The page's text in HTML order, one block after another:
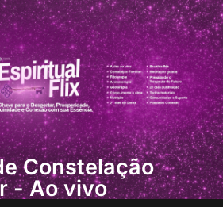
Constelação
- Ao vivo